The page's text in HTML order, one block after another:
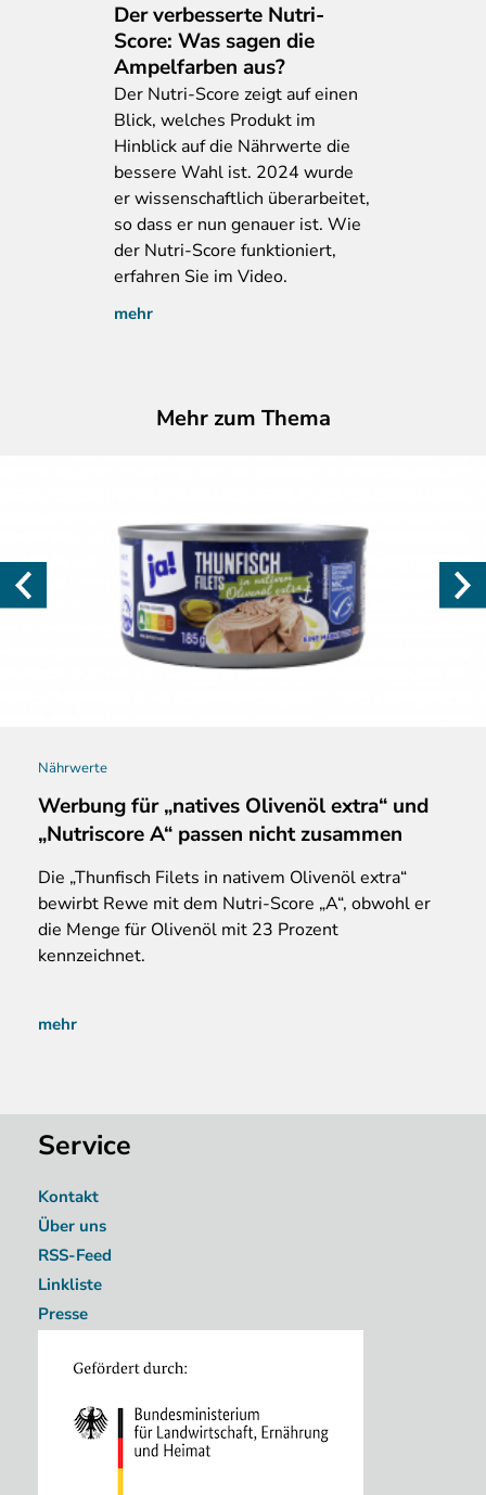
Der verbesserte Nutri-
Score: Was sagen die
Ampelfarben aus?
Der Nutri-Score zeigt auf einen
Blick, welches Produkt im
Hinblick auf die Nährwerte die
bessere Wahl ist. 2024 wurde
er wissenschaftlich überarbeitet,
so dass er nun genauer ist. Wie
der Nutri-Score funktioniert,
erfahren Sie im Video.
mehr
Mehr zum Thema
Nährwerte
Werbung für „natives Olivenöl extra“ und
„Nutriscore A“ passen nicht zusammen
Die „Thunfisch Filets in nativem Olivenöl extra“
bewirbt Rewe mit dem Nutri-Score „A“, obwohl er
die Menge für Olivenöl mit 23 Prozent
kennzeichnet.
mehr
Service
Kontakt
Über uns
RSS-Feed
Linkliste
Presse